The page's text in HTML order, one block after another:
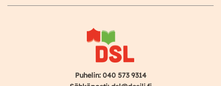
Puhelin: 040 573 9314